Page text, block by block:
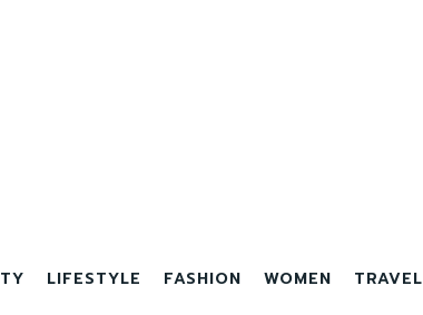
LIFESTYLE FASHION WOMEN TRAVEL